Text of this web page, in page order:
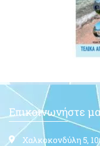
Επικοινωνήστε
Χαλκοκονδύλη 5,